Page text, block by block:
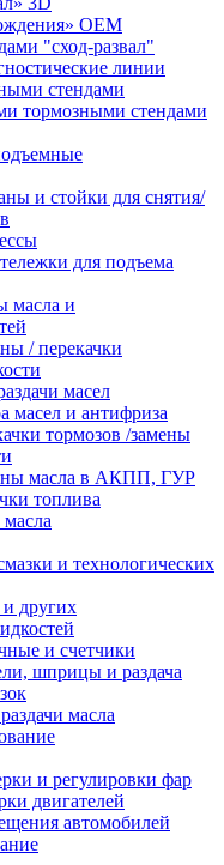
ОЕМ
"сход-развал"
линии
стендами
тормозными стендами
и стойки для снятия/
для подъема
масла и
/ перекачки
масел
масел и антифриза
тормозов /замены
масла в АКПП, ГУР
топлива
и технологических
других
и счетчики
шприцы и раздача
масла
и регулировки фар
двигателей
автомобилей